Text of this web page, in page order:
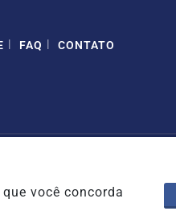
| FAQ | CONTATO
você concorda